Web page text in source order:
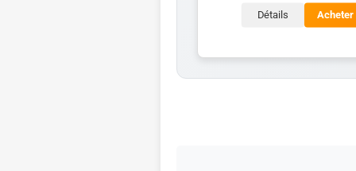
Détails Acheter